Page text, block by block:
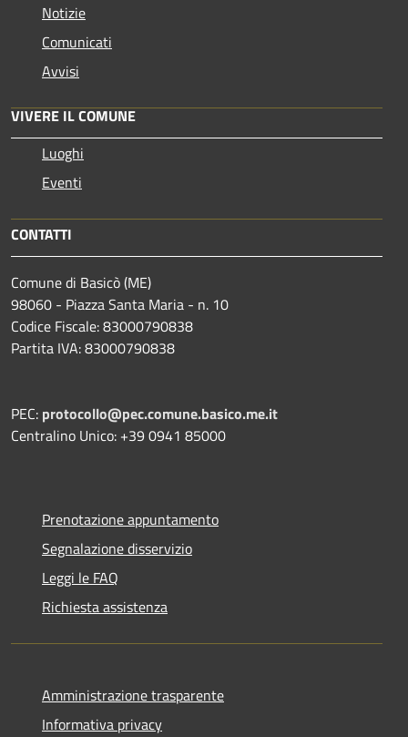
Notizie
Comunicati
Avvisi
VIVERE IL COMUNE
Luoghi
Eventi
CONTATTI
Comune di Basicò (ME)
98060 - Piazza Santa Maria - n. 10
Codice Fiscale: 83000790838
Partita IVA: 83000790838
PEC: protocollo@pec.comune.basico.me.it
Centralino Unico: +39 0941 85000
Prenotazione appuntamento
Segnalazione disservizio
Leggi le FAQ
Richiesta assistenza
Amministrazione trasparente
Informativa privacy